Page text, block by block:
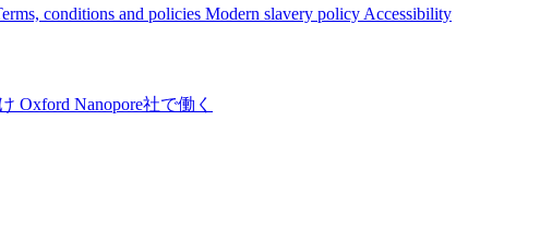
conditions and policies Modern slavery policy Accessibility
Oxford Nanopore社で働く